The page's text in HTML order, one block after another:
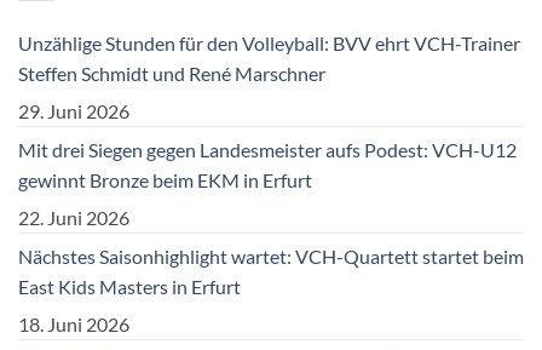
Unzählige Stunden für den Volleyball: BVV ehrt VCH-Trainer
Steffen Schmidt und René Marschner
29. Juni 2026
Mit drei Siegen gegen Landesmeister aufs Podest: VCH-U12
gewinnt Bronze beim EKM in Erfurt
22. Juni 2026
Nächstes Saisonhighlight wartet: VCH-Quartett startet beim
East Kids Masters in Erfurt
18. Juni 2026